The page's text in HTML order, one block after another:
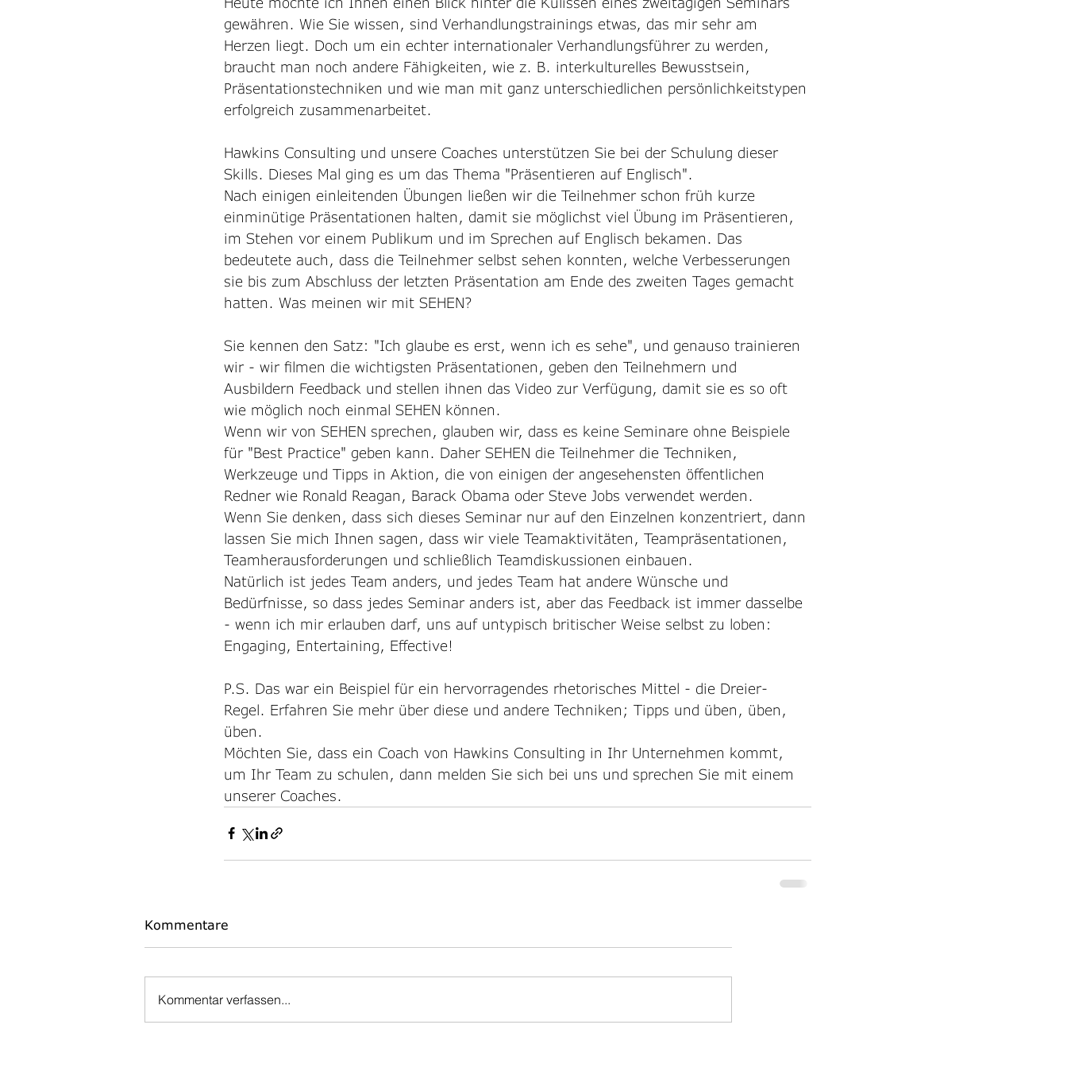
gewähren. Wie Sie wissen, sind Verhandlungstrainings etwas, das mir sehr am
Herzen liegt. Doch um ein echter internationaler Verhandlungsführer zu werden,
braucht man noch andere Fähigkeiten, wie z. B. interkulturelles Bewusstsein,
Präsentationstechniken und wie man mit ganz unterschiedlichen persönlichkeitstypen
erfolgreich zusammenarbeitet.
Hawkins Consulting und unsere Coaches unterstützen Sie bei der Schulung dieser
Skills. Dieses Mal ging es um das Thema "Präsentieren auf Englisch".
Nach einigen einleitenden Übungen ließen wir die Teilnehmer schon früh kurze
einminütige Präsentationen halten, damit sie möglichst viel Übung im Präsentieren,
im Stehen vor einem Publikum und im Sprechen auf Englisch bekamen. Das
bedeutete auch, dass die Teilnehmer selbst sehen konnten, welche Verbesserungen
sie bis zum Abschluss der letzten Präsentation am Ende des zweiten Tages gemacht
hatten. Was meinen wir mit SEHEN?
Sie kennen den Satz: "Ich glaube es erst, wenn ich es sehe", und genauso trainieren
wir - wir filmen die wichtigsten Präsentationen, geben den Teilnehmern und
Ausbildern Feedback und stellen ihnen das Video zur Verfügung, damit sie es so oft
wie möglich noch einmal SEHEN können.
Wenn wir von SEHEN sprechen, glauben wir, dass es keine Seminare ohne Beispiele
für "Best Practice" geben kann. Daher SEHEN die Teilnehmer die Techniken,
Werkzeuge und Tipps in Aktion, die von einigen der angesehensten öffentlichen
Redner wie Ronald Reagan, Barack Obama oder Steve Jobs verwendet werden.
Wenn Sie denken, dass sich dieses Seminar nur auf den Einzelnen konzentriert, dann
lassen Sie mich Ihnen sagen, dass wir viele Teamaktivitäten, Teampräsentationen,
Teamherausforderungen und schließlich Teamdiskussionen einbauen.
Natürlich ist jedes Team anders, und jedes Team hat andere Wünsche und
Bedürfnisse, so dass jedes Seminar anders ist, aber das Feedback ist immer dasselbe
- wenn ich mir erlauben darf, uns auf untypisch britischer Weise selbst zu loben:
Engaging, Entertaining, Effective!
P.S. Das war ein Beispiel für ein hervorragendes rhetorisches Mittel - die Dreier-
Regel. Erfahren Sie mehr über diese und andere Techniken; Tipps und üben, üben,
üben.
Möchten Sie, dass ein Coach von Hawkins Consulting in Ihr Unternehmen kommt,
um Ihr Team zu schulen, dann melden Sie sich bei uns und sprechen Sie mit einem
unserer Coaches.
Kommentare
Kommentar verfassen...